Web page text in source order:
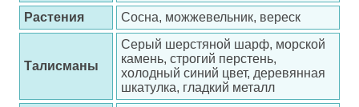
Растения
Сосна, можжевельник, вереск
Талисманы
Серый шерстяной шарф, морской
камень, строгий перстень,
холодный синий цвет, деревянная
шкатулка, гладкий металл